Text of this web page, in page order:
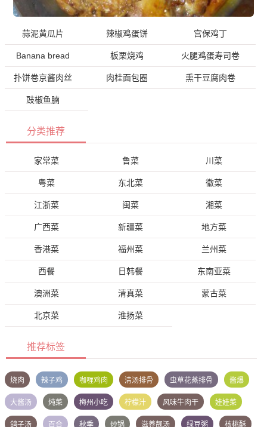
蒜泥黄瓜片 辣椒鸡蛋饼 宫保鸡丁
Banana bread 板栗烧鸡 火腿鸡蛋寿司卷
扑饼卷京酱肉丝 肉桂面包圈 熏干豆腐肉卷
豉椒鱼腩
分类推荐
家常菜 鲁菜 川菜
粤菜 东北菜 徽菜
江浙菜 闽菜 湘菜
广西菜 新疆菜 地方菜
香港菜 福州菜 兰州菜
西餐 日韩餐 东南亚菜
澳洲菜 清真菜 蒙古菜
北京菜 淮扬菜
推荐标签
烧肉 辣子鸡 咖喱鸡肉 清汤排骨 虫草花蒸排骨 酱爆
大酱汤 炖菜 梅州小吃 柠檬汁 风味牛肉干 娃娃菜
鸽子汤 百合 秋季 炒锅 滋养靓汤 绿豆粥 核桃酥